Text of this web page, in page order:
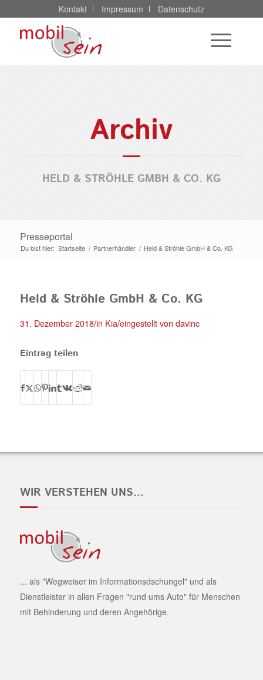
Kontakt Impressum Datenschutz
Archiv
HELD & STRÖHLE GMBH & CO. KG
Presseportal
Du bist hier: Startseite / Partnerhändler / Held & Ströhle GmbH & Co. KG
Held & Ströhle GmbH & Co. KG
31. Dezember 2018/in Kia/eingestellt von davinc
Eintrag teilen
WIR VERSTEHEN UNS…
... als "Wegweiser im Informationsdschungel" und als
Dienstleister in allen Fragen "rund ums Auto" für Menschen
mit Behinderung und deren Angehörige.